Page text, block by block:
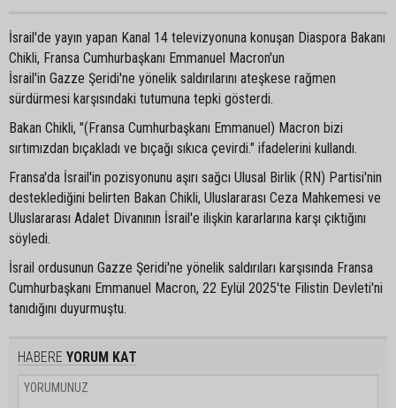
İsrail'de yayın yapan Kanal 14 televizyonuna konuşan Diaspora Bakanı
Chikli, Fransa Cumhurbaşkanı Emmanuel Macron'un
İsrail'in Gazze Şeridi'ne yönelik saldırılarını ateşkese rağmen
sürdürmesi karşısındaki tutumuna tepki gösterdi.
Bakan Chikli, "(Fransa Cumhurbaşkanı Emmanuel) Macron bizi
sırtımızdan bıçakladı ve bıçağı sıkıca çevirdi." ifadelerini kullandı.
Fransa'da İsrail'in pozisyonunu aşırı sağcı Ulusal Birlik (RN) Partisi'nin
desteklediğini belirten Bakan Chikli, Uluslararası Ceza Mahkemesi ve
Uluslararası Adalet Divanının İsrail'e ilişkin kararlarına karşı çıktığını
söyledi.
İsrail ordusunun Gazze Şeridi'ne yönelik saldırıları karşısında Fransa
Cumhurbaşkanı Emmanuel Macron, 22 Eylül 2025'te Filistin Devleti'ni
tanıdığını duyurmuştu.
HABERE YORUM KAT